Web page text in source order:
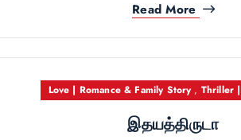
Read More
Love | Romance & Family Story, Thriller
இதயத்திருடா